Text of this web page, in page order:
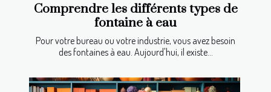
Comprendre les différents types de
fontaine à eau
Pour votre bureau ou votre industrie, vous avez besoin
des fontaines à eau. Aujourd'hui, il existe...